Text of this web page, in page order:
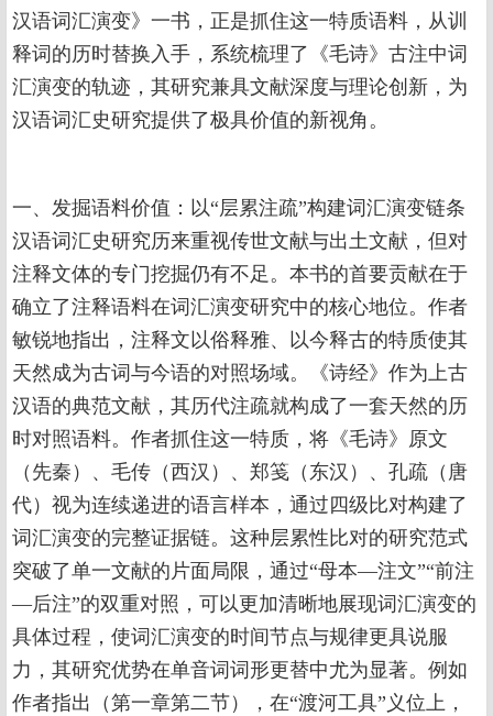
汉语词汇演变》一书，正是抓住这一特质语料，从训
释词的历时替换入手，系统梳理了《毛诗》古注中词
汇演变的轨迹，其研究兼具文献深度与理论创新，为
汉语词汇史研究提供了极具价值的新视角。
一、发掘语料价值：以“层累注疏”构建词汇演变链条
汉语词汇史研究历来重视传世文献与出土文献，但对
注释文体的专门挖掘仍有不足。本书的首要贡献在于
确立了注释语料在词汇演变研究中的核心地位。作者
敏锐地指出，注释文以俗释雅、以今释古的特质使其
天然成为古词与今语的对照场域。《诗经》作为上古
汉语的典范文献，其历代注疏就构成了一套天然的历
时对照语料。作者抓住这一特质，将《毛诗》原文
（先秦）、毛传（西汉）、郑笺（东汉）、孔疏（唐
代）视为连续递进的语言样本，通过四级比对构建了
词汇演变的完整证据链。这种层累性比对的研究范式
突破了单一文献的片面局限，通过“母本—注文”“前注
—后注”的双重对照，可以更加清晰地展现词汇演变的
具体过程，使词汇演变的时间节点与规律更具说服
力，其研究优势在单音词词形更替中尤为显著。例如
作者指出（第一章第二节），在“渡河工具”义位上，